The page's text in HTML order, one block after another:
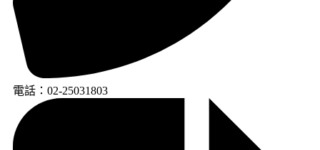
電話：02-25031803